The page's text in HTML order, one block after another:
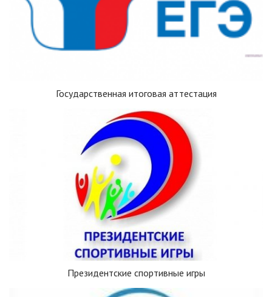
Государственная итоговая аттестация
Президентские спортивные игры